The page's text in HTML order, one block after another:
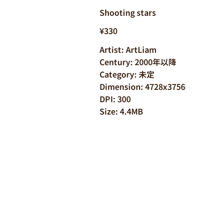
¥330
Artist: ArtLiam
Century: 2000年以降
Category: 未定
Dimension: 4728x3756
DPI: 300
Size: 4.4MB
Shooting stars